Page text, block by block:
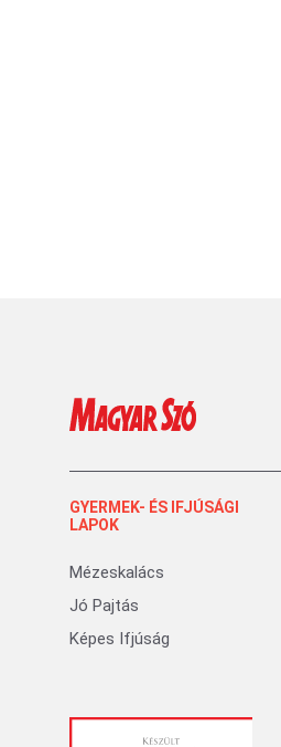
GYERMEK- ÉS IFJÚSÁGI
LAPOK
Mézeskalács
Jó Pajtás
Képes Ifjúság